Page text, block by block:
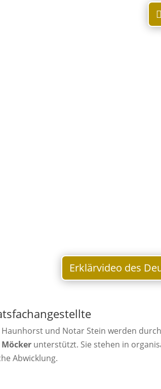
Erklärvideo des
und Notar Stein werden
unterstützt. Sie stehen in
Abwicklung.